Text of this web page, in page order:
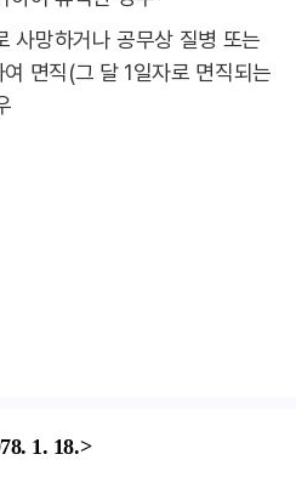
사망하거나 공무상 질병 또는
면직(그 달 1일자로 면직되는
1. 18.>